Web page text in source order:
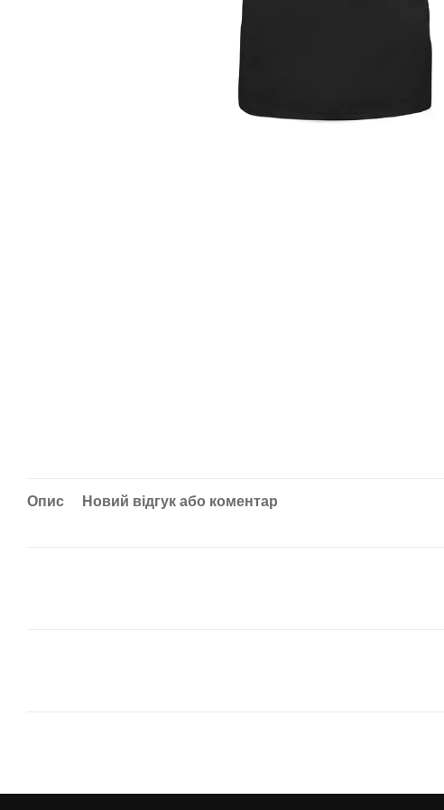
Опис Новий відгук або коментар